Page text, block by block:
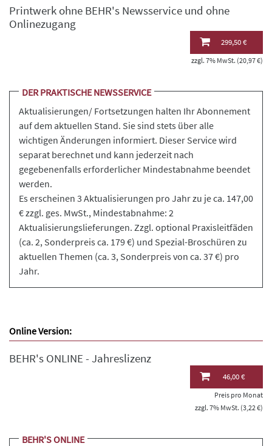
Printwerk ohne BEHR's Newsservice und ohne
Onlinezugang
299,50 €
zzgl. 7% MwSt. (20,97 €)
DER PRAKTISCHE NEWSSERVICE
Aktualisierungen/ Fortsetzungen halten Ihr Abonnement
auf dem aktuellen Stand. Sie sind stets über alle
wichtigen Änderungen informiert. Dieser Service wird
separat berechnet und kann jederzeit nach
gegebenenfalls erforderlicher Mindestabnahme beendet
werden.
Es erscheinen 3 Aktualisierungen pro Jahr zu je ca. 147,00
€ zzgl. ges. MwSt., Mindestabnahme: 2
Aktualisierungslieferungen. Zzgl. optional Praxisleitfäden
(ca. 2, Sonderpreis ca. 179 €) und Spezial-Broschüren zu
aktuellen Themen (ca. 3, Sonderpreis von ca. 37 €) pro
Jahr.
Online Version:
BEHR's ONLINE - Jahreslizenz
46,00 €
Preis pro Monat
zzgl. 7% MwSt. (3,22 €)
BEHR'S ONLINE